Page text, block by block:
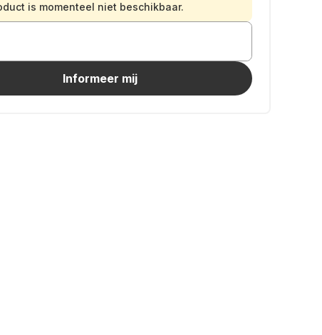
is momenteel niet beschikbaar.
Informeer mij